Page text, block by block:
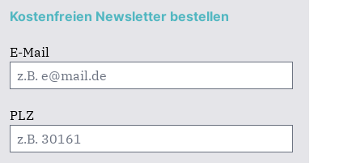
Kostenfreien Newsletter bestellen
E-Mail
PLZ